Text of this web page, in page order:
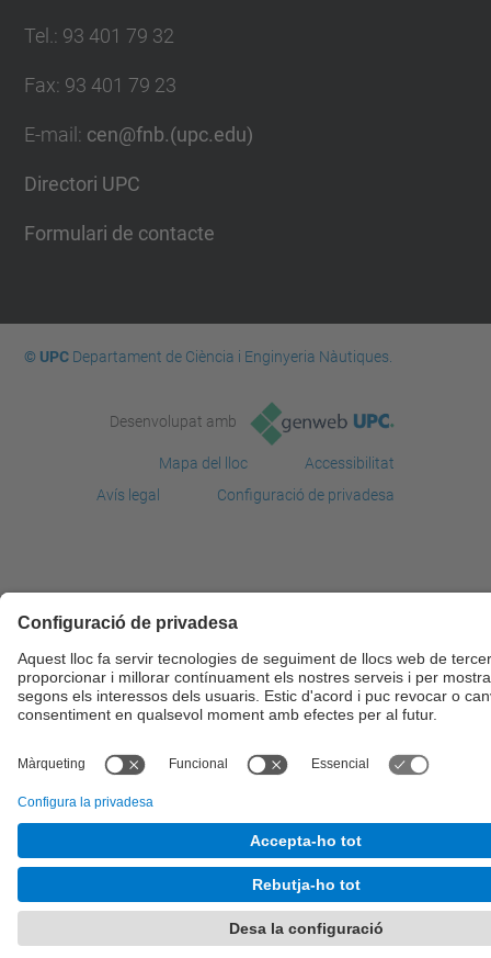
Tel. : 93 401 79 32
Fax: 93 401 79 23
E-mail : cen@fnb.(upc.edu)
Directori UPC
Formulari de contacte
© UPCDepartament de Ciència i Enginyeria Nàutiques.
Desenvolupat amb
Mapa del lloc
Accessibilitat
Avís legal
Configuració de privadesa